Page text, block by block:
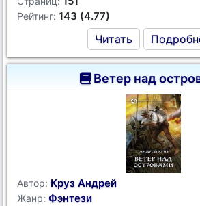
Рейтинг: 143 (4.77)
Читать
Ветер над
Автор: Круз Андрей
Жанр: Фэнтези